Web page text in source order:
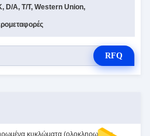
D/A, T/T, Western Union,
RFQ
κυκλώματα (ολοκληρωμένα